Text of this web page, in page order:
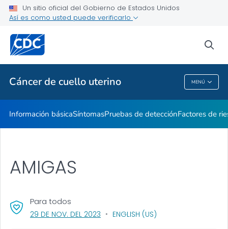
Un sitio oficial del Gobierno de Estados Unidos
Así es como usted puede verificarlo
Cáncer de cuello uterino MENÚ
AMIGAS
Temas relacionados
Cáncer De Cuello Uterino
Información básicaSíntomasPruebas de detecciónFactores de
AMIGAS
Para todos
29 DE NOV. DEL 2023 , VISIT LINK FOR DETAILS.
ENGLISH (US)